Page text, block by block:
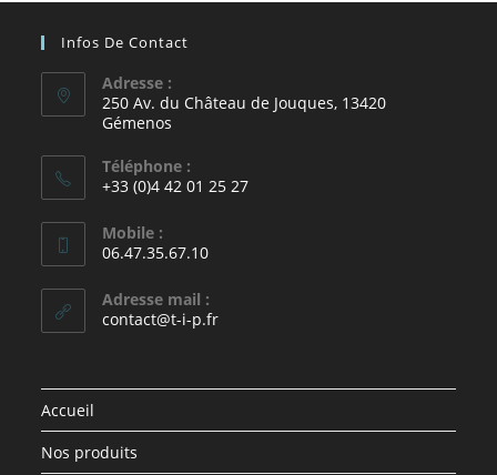
Infos De Contact
Adresse :
250 Av. du Château de Jouques, 13420
Gémenos
Téléphone :
+33 (0)4 42 01 25 27
Mobile :
06.47.35.67.10
Adresse mail :
contact@t-i-p.fr
Accueil
Nos produits